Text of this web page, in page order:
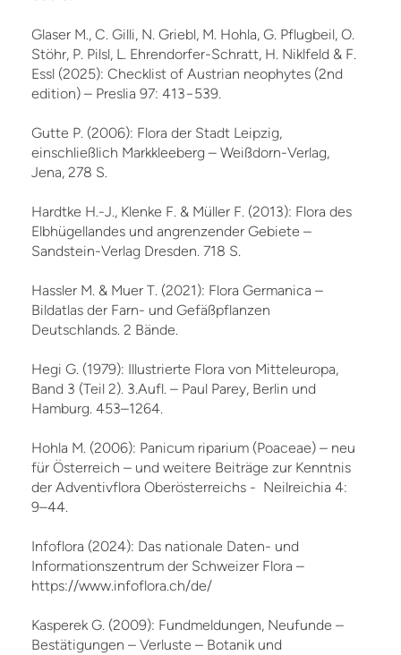
Glaser M., C. Gilli, N. Griebl, M. Hohla, G. Pflugbeil, O.
Stöhr, P. Pilsl, L. Ehrendorfer-Schratt, H. Niklfeld & F.
Essl (2025): Checklist of Austrian neophytes (2nd
edition) – Preslia 97: 413−539.
Gutte P. (2006): Flora der Stadt Leipzig,
einschließlich Markkleeberg – Weißdorn-Verlag,
Jena, 278 S.
Hardtke H.-J., Klenke F. & Müller F. (2013): Flora des
Elbhügellandes und angrenzender Gebiete –
Sandstein-Verlag Dresden. 718 S.
Hassler M. & Muer T. (2021): Flora Germanica –
Bildatlas der Farn- und Gefäßpflanzen
Deutschlands. 2 Bände.
Hegi G. (1979): Illustrierte Flora von Mitteleuropa,
Band 3 (Teil 2). 3.Aufl. – Paul Parey, Berlin und
Hamburg. 453–1264.
Hohla M. (2006): Panicum riparium (Poaceae) – neu
für Österreich – und weitere Beiträge zur Kenntnis
der Adventivflora Oberösterreichs - Neilreichia 4:
9–44.
Infoflora (2024): Das nationale Daten- und
Informationszentrum der Schweizer Flora –
https://www.infoflora.ch/de/
Kasperek G. (2009): Fundmeldungen, Neufunde –
Bestätigungen – Verluste – Botanik und